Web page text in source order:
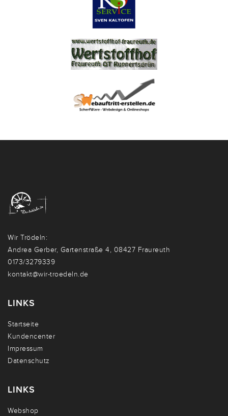
Wir Trödeln:
Andrea Gerber, Gartenstraße 4, 08427 Fraureuth
0173/3279339
kontakt@wir-troedeln.de
LINKS
Startseite
Kundencenter
Impressum
Datenschutz
LINKS
Webshop